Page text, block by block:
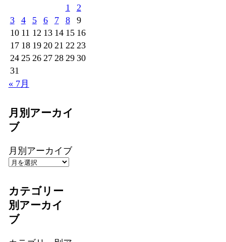
1
2
3
4 5 6 7 8
9
10 11 12 13 14 15 16
17 18 19 20 21 22 23
24 25 26 27 28 29 30
31
« 7月
月別アーカイ
ブ
月別アーカイブ
カテゴリー
別アーカイ
ブ